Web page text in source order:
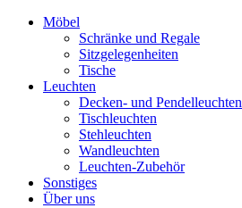
Möbel
Schränke und Regale
Sitzgelegenheiten
Tische
Leuchten
Decken- und Pendelleuchten
Tischleuchten
Stehleuchten
Wandleuchten
Leuchten-Zubehör
Sonstiges
Über uns